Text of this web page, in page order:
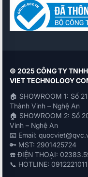
© 2025 CÔNG TY
VIET TECHNOLOGY
🏠 SHOWROOM 1: Số
Thành Vinh – Nghệ An
🏠 SHOWROOM 2: Số
Vinh – Nghệ An
📧 Email:
🔑 MST: 2901425724
☎️ ĐIỆN THOẠI:
📞 HOTLINE: